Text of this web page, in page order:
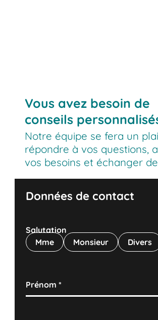
Vous avez besoin de
conseils
Notre équipe se fera un
répondre à vos questions,
vos besoins et échanger
Données de contact
Salutation
Mme
Monsieur Divers
Prénom*